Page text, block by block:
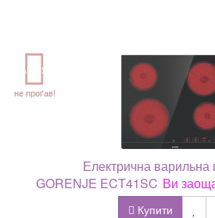
АКЦІЯ
не проґав!
Електрична варильна
GORENJE ECT41SC Ви
Купити